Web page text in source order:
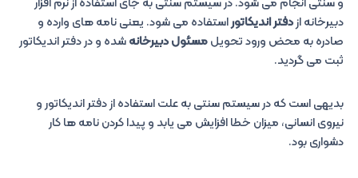
دبیرخانه ازدفتر اندیکاتوراستفاده می شود. یعنی نامه های وارده و
صادره به محض ورود تحویلمسئول دبیرخانهشده و در دفتر اندیکاتور
ثبت می گردید.
بدیهی است که در سیستم سنتی به علت استفاده از دفتر اندیکاتور و
نیروی انسانی، میزان خطا افزایش می یابد و پیدا کردن نامه ها کار
دشواری بود.